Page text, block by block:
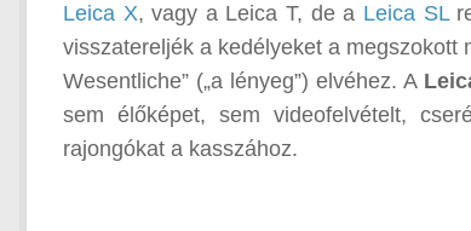
Leica X, vagy a Leica T, de a Leica SL
visszatereljék a kedélyeket a megszokott
Wesentliche” („a lényeg”) elvéhez. A
sem élőképet, sem videofelvételt,
rajongókat a kasszához.